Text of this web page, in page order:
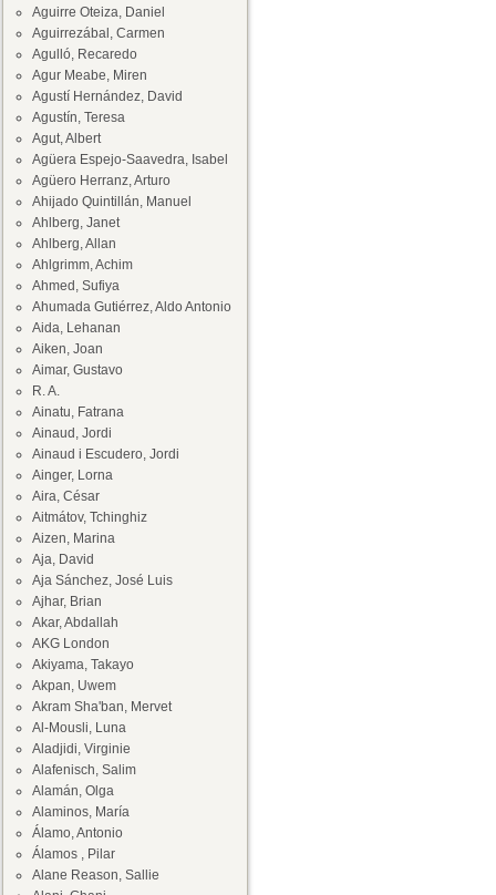
Aguirre Oteiza, Daniel
Aguirrezábal, Carmen
Agulló, Recaredo
Agur Meabe, Miren
Agustí Hernández, David
Agustín, Teresa
Agut, Albert
Agüera Espejo-Saavedra, Isabel
Agüero Herranz, Arturo
Ahijado Quintillán, Manuel
Ahlberg, Janet
Ahlberg, Allan
Ahlgrimm, Achim
Ahmed, Sufiya
Ahumada Gutiérrez, Aldo Antonio
Aida, Lehanan
Aiken, Joan
Aimar, Gustavo
R. A.
Ainatu, Fatrana
Ainaud, Jordi
Ainaud i Escudero, Jordi
Ainger, Lorna
Aira, César
Aitmátov, Tchinghiz
Aizen, Marina
Aja, David
Aja Sánchez, José Luis
Ajhar, Brian
Akar, Abdallah
AKG London
Akiyama, Takayo
Akpan, Uwem
Akram Sha'ban, Mervet
Al-Mousli, Luna
Aladjidi, Virginie
Alafenisch, Salim
Alamán, Olga
Alaminos, María
Álamo, Antonio
Álamos , Pilar
Alane Reason, Sallie